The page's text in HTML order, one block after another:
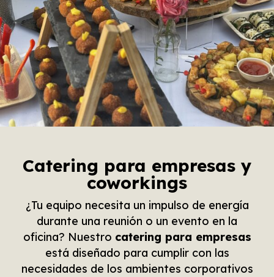
Catering para empresas y
coworkings
¿Tu equipo necesita un impulso de energía
durante una reunión o un evento en la
oficina? Nuestro catering para empresas
está diseñado para cumplir con las
necesidades de los ambientes corporativos